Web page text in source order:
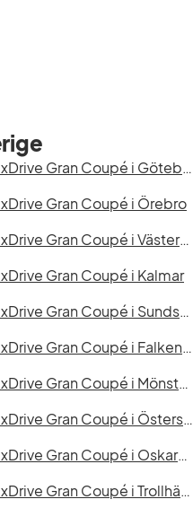
BMW 640d xDrive Gran Coupé i Göteborg
Gran Coupé i Örebro
BMW 640d xDrive Gran Coupé i Västerås
Gran Coupé i Kalmar
BMW 640d xDrive Gran Coupé i Sundsvall
BMW 640d xDrive Gran Coupé i Falkenberg
BMW 640d xDrive Gran Coupé i Mönsterås
BMW 640d xDrive Gran Coupé i Östersund
BMW 640d xDrive Gran Coupé i Oskarshamn
BMW 640d xDrive Gran Coupé i Trollhättan